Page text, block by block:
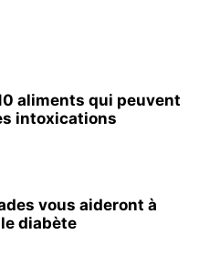
aliments qui peuvent
intoxications
vous aideront à
diabète